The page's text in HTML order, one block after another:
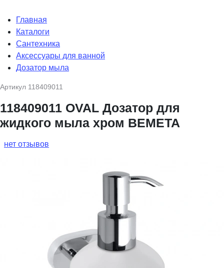
Главная
Каталоги
Сантехника
Аксессуары для ванной
Дозатор мыла
Артикул 118409011
118409011 OVAL Дозатор для
жидкого мыла хром BEMETA
нет отзывов